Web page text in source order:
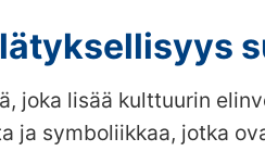
joka lisää kulttuurin
ja symboliikkaa, jotka